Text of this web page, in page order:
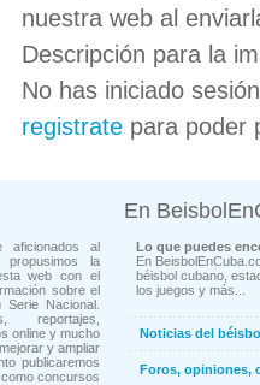
nuestra web al
Descripción para la
No has iniciado
registrate para poder
aficionados al
propusimos la
web con el
sobre el
Nacional.
reportajes,
online y mucho
y ampliar
publicaremos
concursos
En
Lo que puedes
En
béisbol cubano,
los juegos y más...
Noticias del
Foros, opiniones,